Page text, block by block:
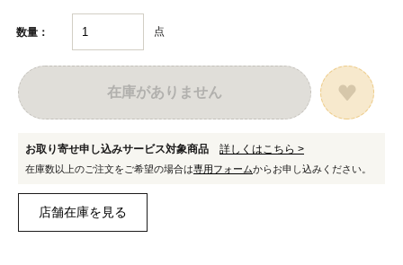
数量： 点
在庫がありません
お取り寄せ申し込みサービス対象商品 詳しくはこちら >
在庫数以上のご注文をご希望の場合は専用フォームからお申し込みください。